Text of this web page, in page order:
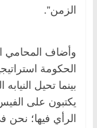
الزمن”.
وأضاف المحامي
الحكومة
بينما تحيل
يكتبون على
الرأي فيها؛